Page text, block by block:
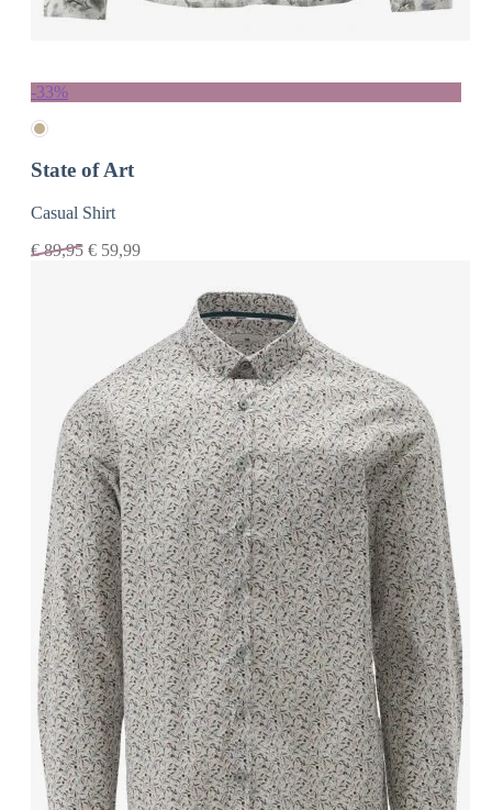
-33%
State of Art
Casual Shirt
€89,95 € 59,99